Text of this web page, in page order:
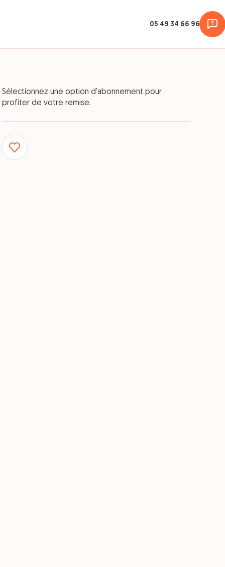
05 49 34 66 96
Sélectionnez une option d'abonnement pour
profiter de votre remise.